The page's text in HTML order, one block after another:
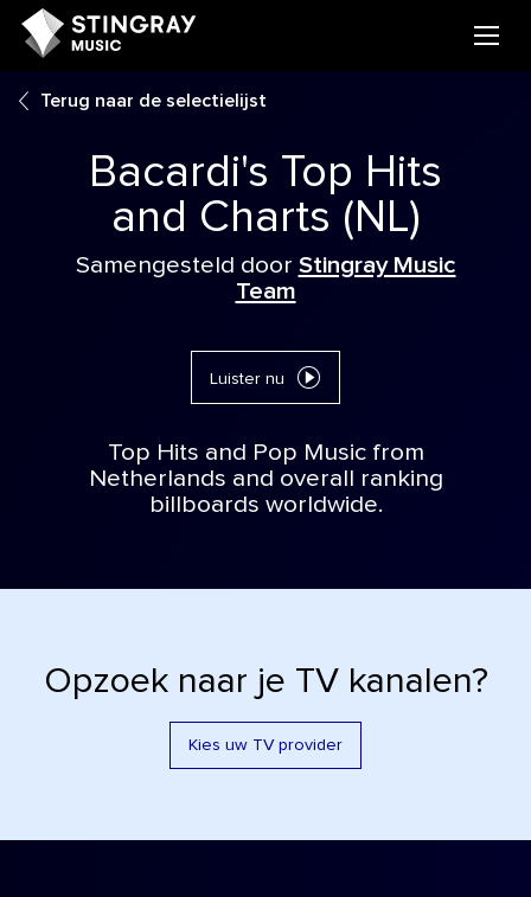
Terug naar de selectielijst
Bacardi's Top Hits
and Charts (NL)
Samengesteld door Stingray Music
Team
Luister nu
Top Hits and Pop Music from
Netherlands and overall ranking
billboards worldwide.
Opzoek naar je TV kanalen?
Kies uw TV provider